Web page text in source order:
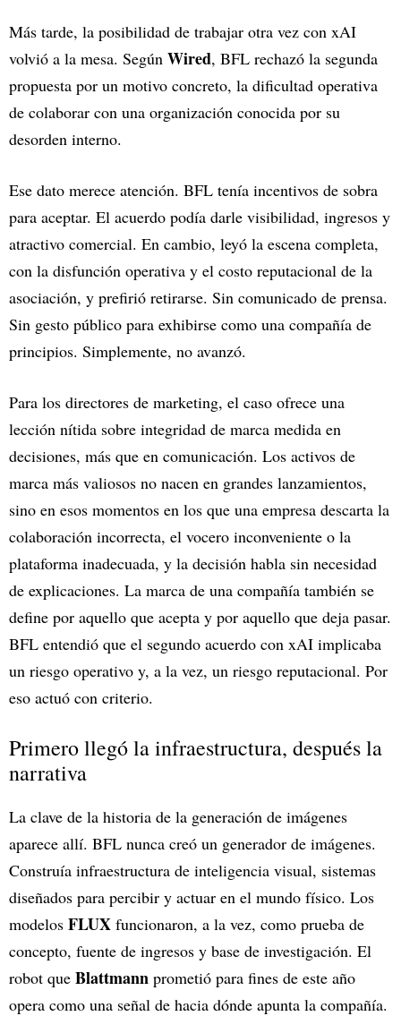
Más tarde, la posibilidad de trabajar otra vez con xAI
volvió a la mesa. Según Wired, BFL rechazó la segunda
propuesta por un motivo concreto, la dificultad operativa
de colaborar con una organización conocida por su
desorden interno.
Ese dato merece atención. BFL tenía incentivos de sobra
para aceptar. El acuerdo podía darle visibilidad, ingresos y
atractivo comercial. En cambio, leyó la escena completa,
con la disfunción operativa y el costo reputacional de la
asociación, y prefirió retirarse. Sin comunicado de prensa.
Sin gesto público para exhibirse como una compañía de
principios. Simplemente, no avanzó.
Para los directores de marketing, el caso ofrece una
lección nítida sobre integridad de marca medida en
decisiones, más que en comunicación. Los activos de
marca más valiosos no nacen en grandes lanzamientos,
sino en esos momentos en los que una empresa descarta la
colaboración incorrecta, el vocero inconveniente o la
plataforma inadecuada, y la decisión habla sin necesidad
de explicaciones. La marca de una compañía también se
define por aquello que acepta y por aquello que deja pasar.
BFL entendió que el segundo acuerdo con xAI implicaba
un riesgo operativo y, a la vez, un riesgo reputacional. Por
eso actuó con criterio.
Primero llegó la infraestructura, después la
narrativa
La clave de la historia de la generación de imágenes
aparece allí. BFL nunca creó un generador de imágenes.
Construía infraestructura de inteligencia visual, sistemas
diseñados para percibir y actuar en el mundo físico. Los
modelos FLUX funcionaron, a la vez, como prueba de
concepto, fuente de ingresos y base de investigación. El
robot que Blattmann prometió para fines de este año
opera como una señal de hacia dónde apunta la compañía.